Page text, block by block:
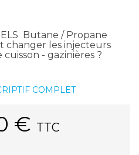
Butane / Propane
changer les injecteurs
- gazinières ?
COMPLET
€ TTC